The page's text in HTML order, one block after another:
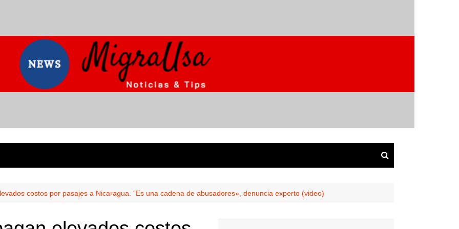
costos por pasajes a Nicaragua. “Es una cadena de abusadores», denuncia experto (video)